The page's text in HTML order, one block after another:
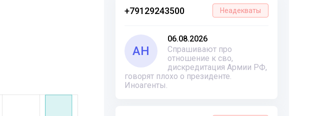
+79129243500 Неадекваты
АН
06.08.2026
Спрашивают про
отношение к сво,
дискредитация Армии РФ,
говорят плохо о президенте.
Иноагенты.